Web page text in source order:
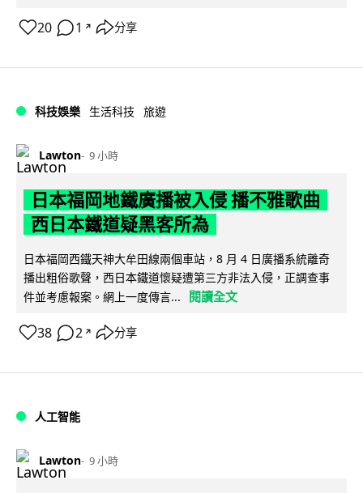
20 1 ↗ 分享
科技娛樂 生活科技 旅遊
Lawton 9 小時
日本福岡地鐵廣播被入侵 播不雅歌曲
西日本鐵道疑黑客所為
日本福岡西鐵天神大牟田線兩個車站，8 月 4 日廣播系統離奇
播出粗俗歌聲，西日本鐵道懷疑遭第三方非法入侵，正調查事
件並考慮報案。網上一度傳言...
閱讀全文
38 2 ↗ 分享
人工智能
Lawton 9 小時